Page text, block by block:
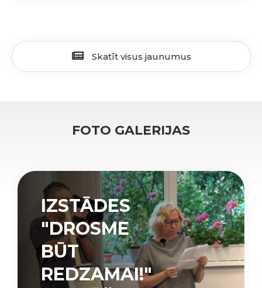
Skatīt visus jaunumus
FOTO GALERIJAS
IZSTĀDES
"DROSME
BŪT
REDZAMAI!"